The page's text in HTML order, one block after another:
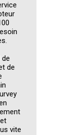
de
de
vite